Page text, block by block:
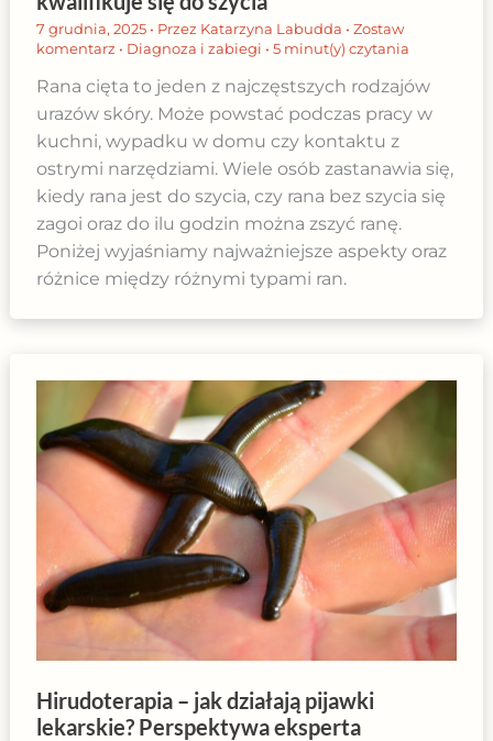
7 grudnia, 2025 • Przez Katarzyna Labudda • Zostaw
komentarz • Diagnoza i zabiegi • 5 minut(y) czytania
Rana cięta to jeden z najczęstszych rodzajów
urazów skóry. Może powstać podczas pracy w
kuchni, wypadku w domu czy kontaktu z
ostrymi narzędziami. Wiele osób zastanawia się,
kiedy rana jest do szycia, czy rana bez szycia się
zagoi oraz do ilu godzin można zszyć ranę.
Poniżej wyjaśniamy najważniejsze aspekty oraz
różnice między różnymi typami ran.
Hirudoterapia – jak działają pijawki
lekarskie? Perspektywa eksperta